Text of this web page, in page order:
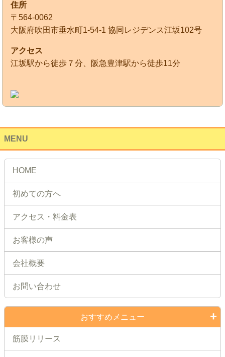
住所
〒564-0062
大阪府吹田市垂水町1-54-1 協同レジデンス江坂102号
アクセス
江坂駅から徒歩７分、阪急豊津駅から徒歩11分
MENU
HOME
初めての方へ
アクセス・料金表
お客様の声
会社概要
お問い合わせ
おすすめメニュー
筋膜リリース